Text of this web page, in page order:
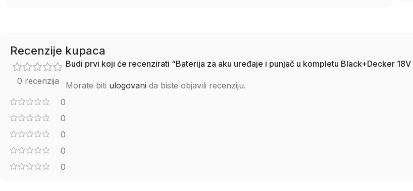
Recenzije kupaca
0 recenzija
0
0
0
0
0
Budi prvi koji će recenzirati “Baterija za aku uređaje i punjač u kompletu Black+Decker 18V
Morate biti ulogovani da biste objavili recenziju.